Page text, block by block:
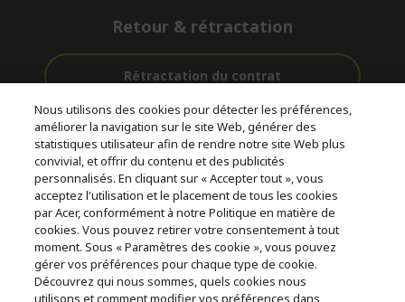
Retour & rétractation
Rétractation du contrat
Livraison
Gratuite
Accompagnement
avant et après-
vente
Avec 0%
D'intérêt
© 2026 Acer Inc.
CPYou BV est le revendeur et marchand agréé pour les produits et
services proposés au sein de ce magasin.
Nous utilisons des cookies pour détecter les préférences,
améliorer la navigation sur le site Web, générer des
statistiques utilisateur afin de rendre notre site Web plus
convivial, et offrir du contenu et des publicités
personnalisés. En cliquant sur « Accepter tout », vous
acceptez l'utilisation et le placement de tous les cookies
par Acer, conformément à notre Politique en matière de
cookies. Vous pouvez retirer votre consentement à tout
moment. Sous « Paramètres des cookie », vous pouvez
gérer vos préférences pour chaque type de cookie.
Découvrez qui nous sommes, quels cookies nous
utilisons et comment modifier vos préférences dans